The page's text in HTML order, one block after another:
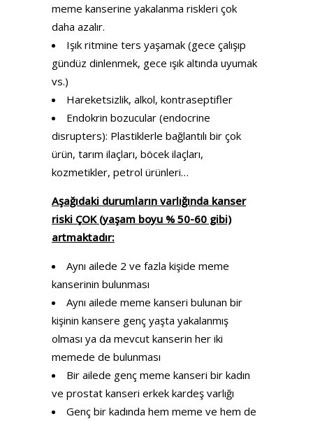
meme kanserine yakalanma riskleri çok
daha azalır.
Işık ritmine ters yaşamak (gece çalışıp
gündüz dinlenmek, gece ışık altında uyumak
vs.)
Hareketsizlik, alkol, kontraseptifler
Endokrin bozucular (endocrine
disrupters): Plastiklerle bağlantılı bir çok
ürün, tarım ilaçları, böcek ilaçları,
kozmetikler, petrol ürünleri…
Aşağıdaki durumların varlığında kanser
riski ÇOK (yaşam boyu % 50-60 gibi)
artmaktadır:
Aynı ailede 2 ve fazla kişide meme
kanserinin bulunması
Aynı ailede meme kanseri bulunan bir
kişinin kansere genç yaşta yakalanmış
olması ya da mevcut kanserin her iki
memede de bulunması
Bir ailede genç meme kanseri bir kadın
ve prostat kanseri erkek kardeş varlığı
Genç bir kadında hem meme ve hem de